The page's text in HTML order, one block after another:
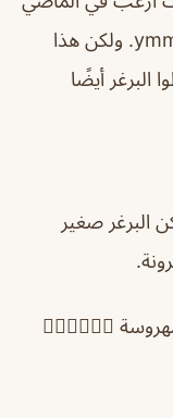
لأنهم يصنعون واحدًا رائعًا وهو ymmmmmi. ولكن هذا
البرغر أيضًا
البرغر صغير
👌🏻👌🏻👌🏻